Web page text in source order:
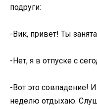
подруги:
-Вик, привет! Ты
-Нет, я в отпуске с
-Вот это совпадение!
неделю отдыхаю.